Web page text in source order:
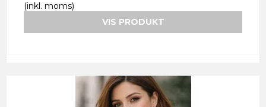
(inkl. moms)
VIS PRODUKT